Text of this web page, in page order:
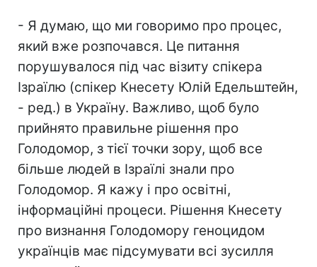
- Я думаю, що ми говоримо про процес,
який вже розпочався. Це питання
порушувалося під час візиту спікера
Ізраїлю (спікер Кнесету Юлій Едельштейн,
- ред.) в Україну. Важливо, щоб було
прийнято правильне рішення про
Голодомор, з тієї точки зору, щоб все
більше людей в Ізраїлі знали про
Голодомор. Я кажу і про освітні,
інформаційні процеси. Рішення Кнесету
про визнання Голодомору геноцидом
українців має підсумувати всі зусилля